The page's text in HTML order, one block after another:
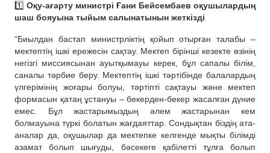
1️⃣ Оқу-ағарту министрі Ғани Бейсембаев оқушылардың
шаш бояуына тыйым салынатынын жеткізді
“Биылдан бастап министрліктің қойып отырған талабы –
мектептің ішкі ережесін сақтау. Мектеп бірінші кезекте өзінің
негізгі миссиясынан ауытқымауы керек, бұл сапалы білім,
саналы тәрбие беру. Мектептің ішкі тәртібінде балалардың
үлгерімінің жоғары болуы, тәртіпті сақтауы және мектеп
формасын қатаң ұстануы – бекерден-бекер жасалған дүние
емес. Бұл жастарымыздың әлем жастарынан кем
болмауына түркі болатын жағдаяттар. Сондықтан біздің ата-
аналар да, оқушылар да мектепке келгенде мықты білімді
азамат болып шығуды, бәсекеге қабілетті тұлға болып